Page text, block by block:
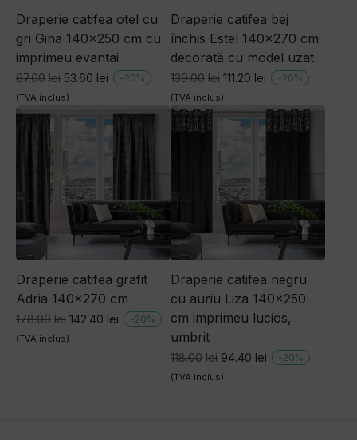
Draperie catifea otel cu
gri Gina 140×250 cm cu
imprimeu evantai
67.00 lei Prețul
inițial
67.00lei.
53.60 lei Prețul
este:
-20%
(TVA inclus)
Draperie catifea bej
închis Estel 140×270 cm
decorată cu model uzat
139.00 lei Prețul
inițial
a
111.20 lei Prețul
este:
111.20lei.
-20%
(TVA inclus)
Draperie catifea grafit
Adria 140×270 cm
178.00 lei Prețul
142.40 lei Prețul
-20%
(TVA inclus)
Draperie catifea negru
cu auriu Liza 140×250
cm imprimeu lucios,
umbrit
118.00 lei Prețul
inițial
94.40 lei Prețul
-20%
(TVA inclus)